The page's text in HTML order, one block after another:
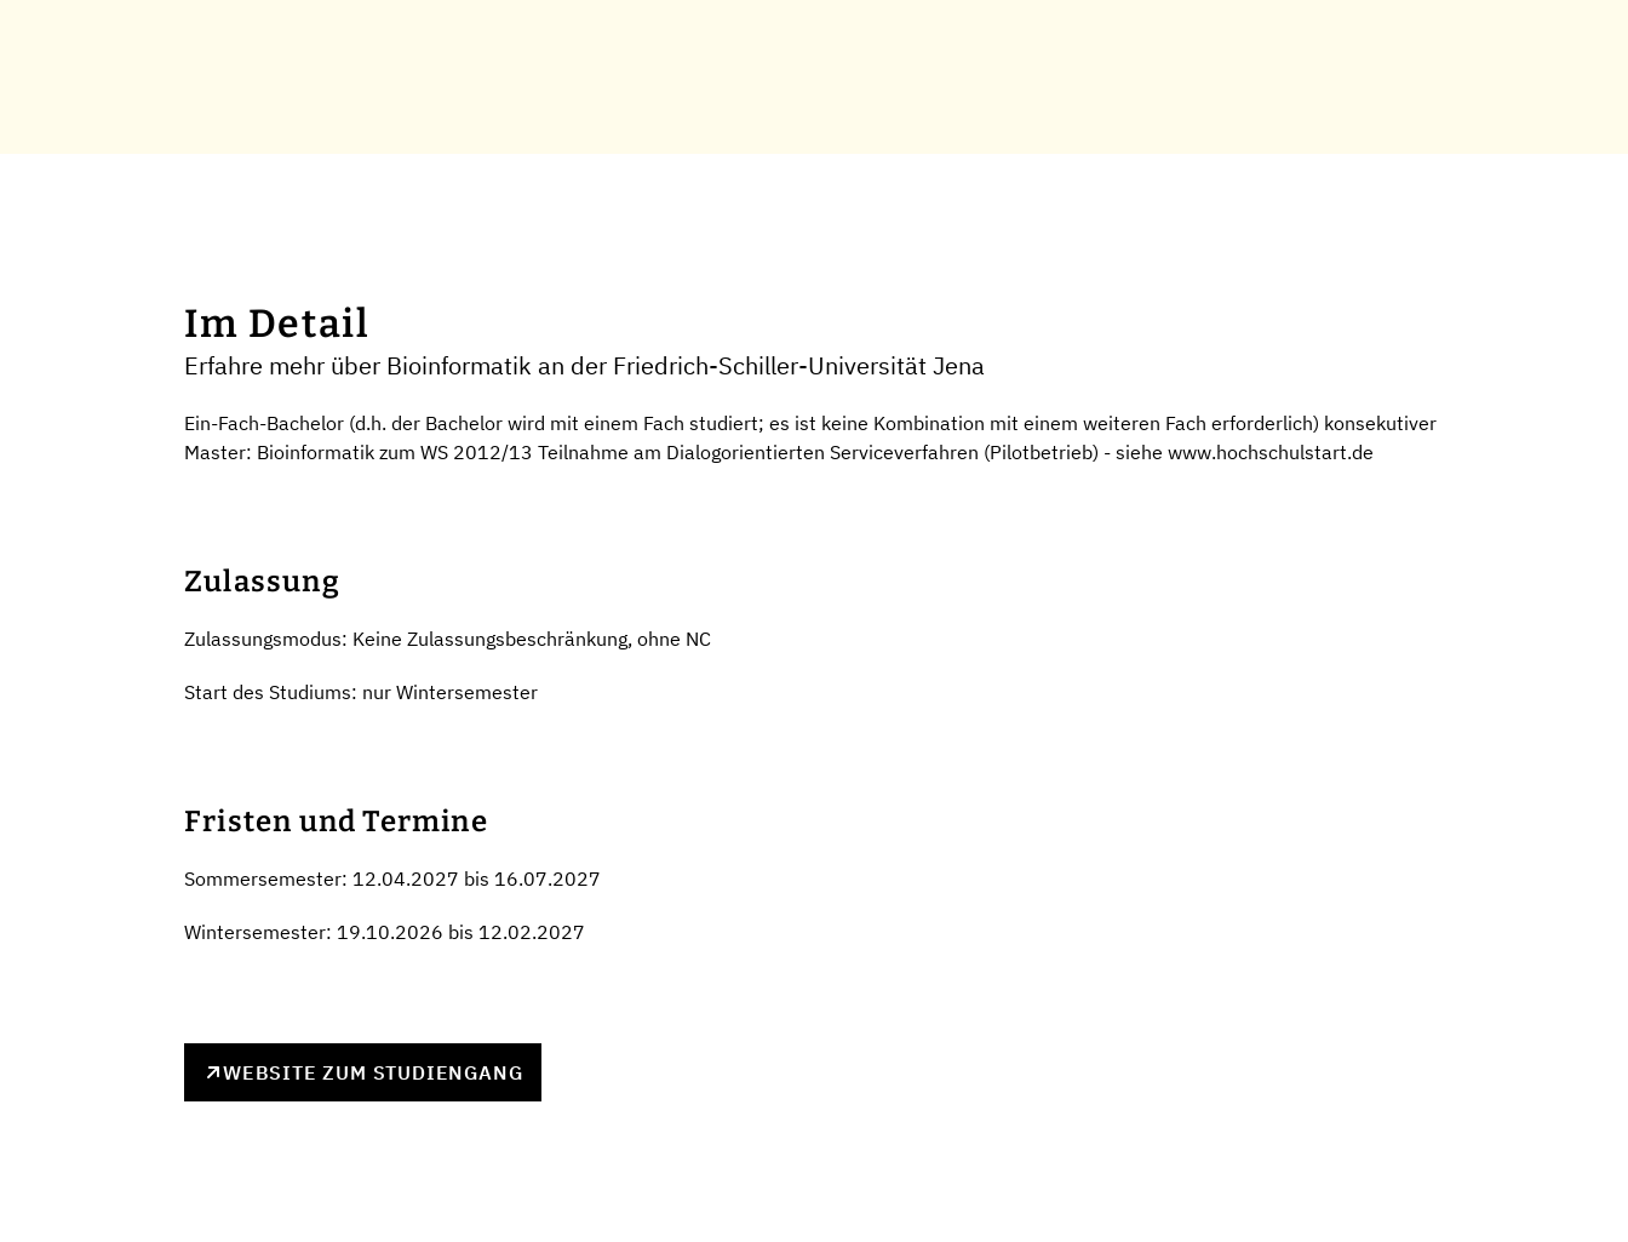
Im Detail
Erfahre mehr über Bioinformatik an der Friedrich-Schiller-Universität Jena
Ein-Fach-Bachelor (d.h. der Bachelor wird mit einem Fach studiert; es ist keine Kombination mit einem weiteren Fach erforderlich) konsekutiver
Master: Bioinformatik zum WS 2012/13 Teilnahme am Dialogorientierten Serviceverfahren (Pilotbetrieb) - siehe www.hochschulstart.de
Zulassung
Zulassungsmodus: Keine Zulassungsbeschränkung, ohne NC
Start des Studiums: nur Wintersemester
Fristen und Termine
Sommersemester: 12.04.2027 bis 16.07.2027
Wintersemester: 19.10.2026 bis 12.02.2027
WEBSITE ZUM STUDIENGANG